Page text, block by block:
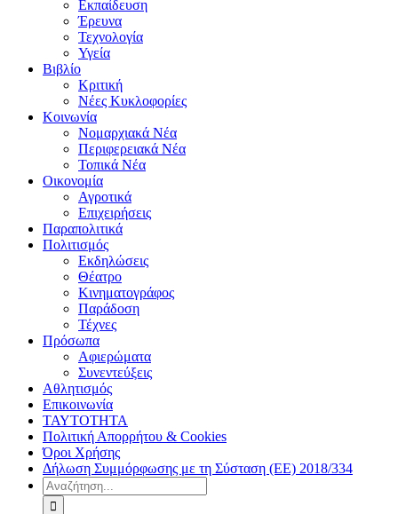
Εκπαίδευση
Έρευνα
Τεχνολογία
Υγεία
Βιβλίο
Κριτική
Νέες Κυκλοφορίες
Κοινωνία
Νομαρχιακά Νέα
Περιφερειακά Νέα
Τοπικά Νέα
Οικονομία
Αγροτικά
Επιχειρήσεις
Παραπολιτικά
Πολιτισμός
Εκδηλώσεις
Θέατρο
Κινηματογράφος
Παράδοση
Τέχνες
Πρόσωπα
Αφιερώματα
Συνεντεύξεις
Αθλητισμός
Επικοινωνία
ΤΑΥΤΟΤΗΤΑ
Πολιτική Απορρήτου & Cookies
Όροι Χρήσης
Δήλωση Συμμόρφωσης με τη Σύσταση (ΕΕ) 2018/334
Αναζήτηση
για: